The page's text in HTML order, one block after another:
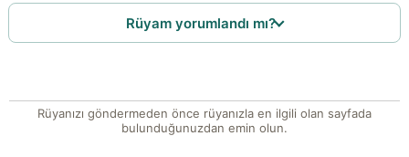
Rüyam yorumlandı mı?
Rüyanızı göndermeden önce rüyanızla en ilgili olan sayfada
bulunduğunuzdan emin olun.